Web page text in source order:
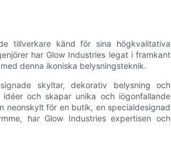
tillverkare känd för sina högkvalitativa
har Glow Industries legat i framkant
denna ikoniska belysningsteknik.
skyltar, dekorativ belysning och
och skapar unika och iögonfallande
neonskylt för en butik, en specialdesignad
har Glow Industries expertisen och